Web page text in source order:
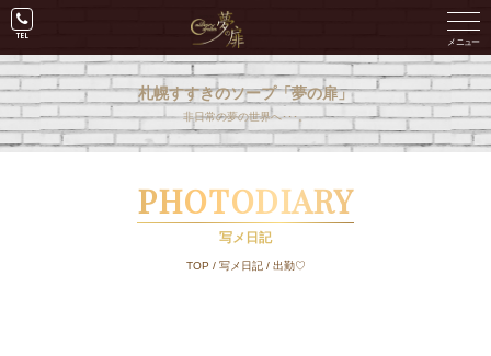
札幌すすきのソープ「夢の扉」
非日常の夢の世界へ･･･。
PHOTODIARY
写メ日記
TOP / 写メ日記/ 出勤♡